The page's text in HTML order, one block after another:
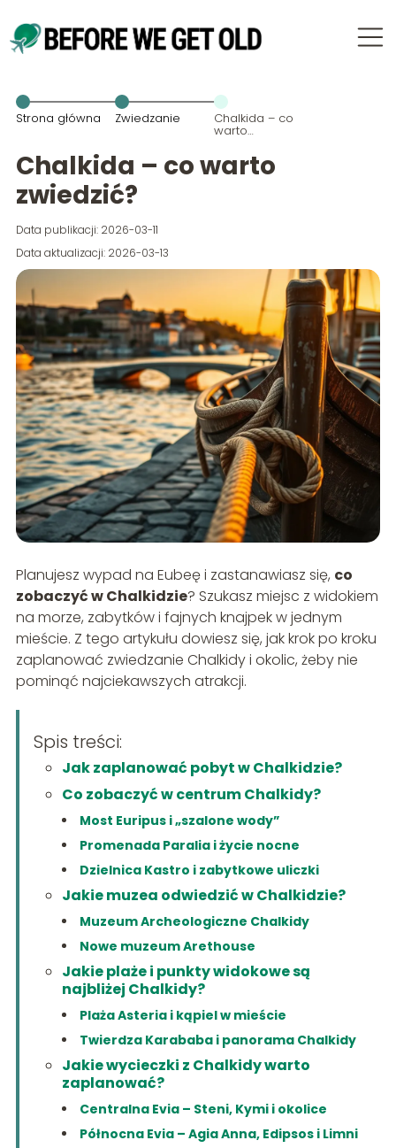
Strona główna Zwiedzanie Chalkida – co
warto
Chalkida – co warto
zwiedzić?
Data publikacji: 2026-03-11
Data aktualizacji: 2026-03-13
Planujesz wypad na Eubeę i zastanawiasz się, co
zobaczyć w Chalkidzie? Szukasz miejsc z widokiem
na morze, zabytków i fajnych knajpek w jednym
mieście. Z tego artykułu dowiesz się, jak krok po kroku
zaplanować zwiedzanie Chalkidy i okolic, żeby nie
pominąć najciekawszych atrakcji.
Spis treści:
Jak zaplanować pobyt w Chalkidzie?
Co zobaczyć w centrum Chalkidy?
Most Euripus i „szalone wody”
Promenada Paralia i życie nocne
Dzielnica Kastro i zabytkowe uliczki
Jakie muzea odwiedzić w Chalkidzie?
Muzeum Archeologiczne Chalkidy
Nowe muzeum Arethouse
Jakie plaże i punkty widokowe są
najbliżej Chalkidy?
Plaża Asteria i kąpiel w mieście
Twierdza Karababa i panorama Chalkidy
Jakie wycieczki z Chalkidy warto
zaplanować?
Centralna Evia – Steni, Kymi i okolice
Północna Evia – Agia Anna, Edipsos i Limni